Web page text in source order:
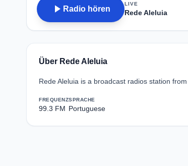
play_arrow Radio hören
LIVE
Rede Aleluia
Über Rede Aleluia
Rede Aleluia is a broadcast radios station
FREQUENZ
99.3 FM
SPRACHE
Portuguese